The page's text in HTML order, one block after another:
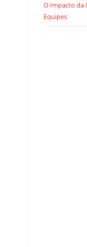
O Impacto da
Equipes